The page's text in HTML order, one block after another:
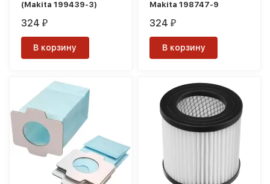
(Makita 199439-3)
324₽
В корзину
Makita 198747-9
324₽
В корзину